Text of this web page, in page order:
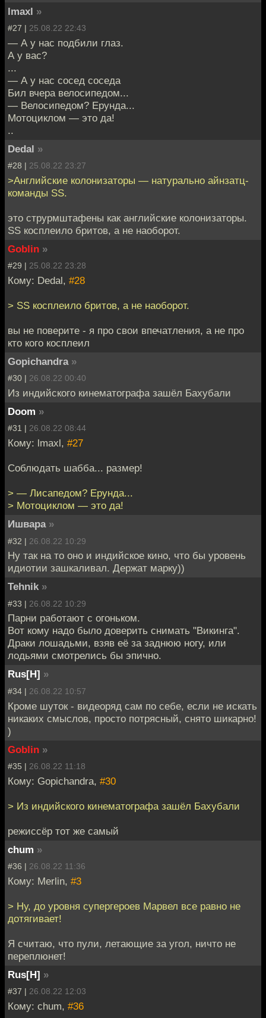
lmaxl »
#27 | 25.08.22 22:43
— А у нас подбили глаз.
А у вас?
...
— А у нас сосед соседа
Бил вчера велосипедом...
— Велосипедом? Ерунда...
Мотоциклом — это да!
..
Dedal »
#28 | 25.08.22 23:27
>Английские колонизаторы — натурально айнзатц-
команды SS.
это струрмштафены как английские колонизаторы.
SS косплеило бритов, а не наоборот.
Goblin »
#29 | 25.08.22 23:28
Кому: Dedal, #28
> SS косплеило бритов, а не наоборот.
вы не поверите - я про свои впечатления, а не про
кто кого косплеил
Gopichandra »
#30 | 26.08.22 00:40
Из индийского кинематографа зашёл Бахубали
Doom »
#31 | 26.08.22 08:44
Кому: lmaxl, #27
Соблюдать шабба... размер!
> — Лисапедом? Ерунда...
> Мотоциклом — это да!
Ишвара »
#32 | 26.08.22 10:29
Ну так на то оно и индийское кино, что бы уровень
идиотии зашкаливал. Держат марку))
Tehnik »
#33 | 26.08.22 10:29
Парни работают с огоньком.
Вот кому надо было доверить снимать "Викинга".
Драки лошадьми, взяв её за заднюю ногу, или
лодьями смотрелись бы эпично.
Rus[H] »
#34 | 26.08.22 10:57
Кроме шуток - видеоряд сам по себе, если не искать
никаких смыслов, просто потрясный, снято шикарно!
)
Goblin »
#35 | 26.08.22 11:18
Кому: Gopichandra, #30
> Из индийского кинематографа зашёл Бахубали
режиссёр тот же самый
chum »
#36 | 26.08.22 11:36
Кому: Merlin, #3
> Ну, до уровня супергероев Марвел все равно не
дотягивает!
Я считаю, что пули, летающие за угол, ничто не
переплюнет!
Rus[H] »
#37 | 26.08.22 12:03
Кому: chum, #36